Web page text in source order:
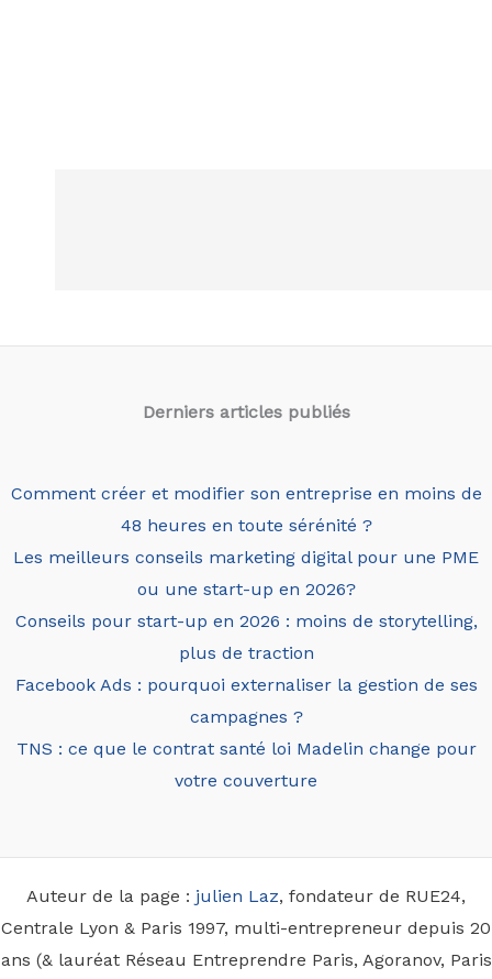
Derniers articles publiés
Comment créer et modifier son entreprise en moins de
48 heures en toute sérénité ?
Les meilleurs conseils marketing digital pour une PME
ou une start-up en 2026?
Conseils pour start-up en 2026 : moins de storytelling,
plus de traction
Facebook Ads : pourquoi externaliser la gestion de ses
campagnes ?
TNS : ce que le contrat santé loi Madelin change pour
votre couverture
Auteur de la page : julien Laz, fondateur de RUE24,
Centrale Lyon & Paris 1997, multi-entrepreneur depuis 20
ans (& lauréat Réseau Entreprendre Paris, Agoranov, Paris